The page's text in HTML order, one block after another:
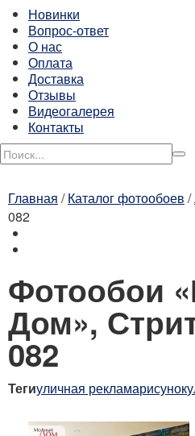
Новинки
Вопрос-ответ
О нас
Оплата
Доставка
Отзывы
Видеогалерея
Контакты
Главная /Каталог фотообоев /
082
Фотообои
Дом»,
082
Тегиуличная рекламарисунок